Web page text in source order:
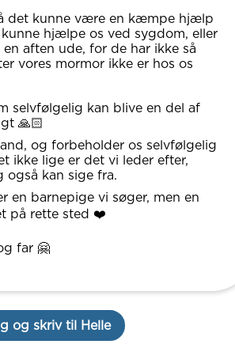
det kunne være en kæmpe hjælp
hjælpe os ved sygdom, eller
aften ude, for de har ikke så
vores mormor ikke er hos os
selvfølgelig kan blive en del af
🙏🏻
og forbeholder os selvfølgelig
ikke lige er det vi leder efter,
også kan sige fra.
en barnepige vi søger, men en
på rette sted ❤️
far 🤗
og skriv til Helle